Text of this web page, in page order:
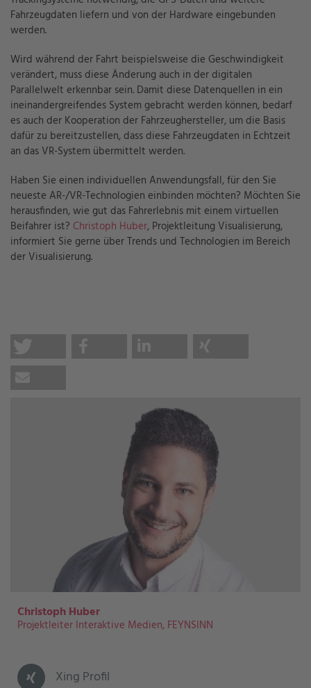
Fahrzeugdaten liefern und von der Hardware eingebunden
werden.
Wird während der Fahrt beispielsweise die Geschwindigkeit
verändert, muss diese Änderung auch in der digitalen
Parallelwelt erkennbar sein. Damit diese Datenquellen in ein
ineinandergreifendes System gebracht werden können, bedarf
es auch der Kooperation der Fahrzeughersteller, um die Basis
dafür zu bereitzustellen, dass diese Fahrzeugdaten in Echtzeit
an das VR-System übermittelt werden.
Haben Sie einen individuellen Anwendungsfall, für den Sie
neueste AR-/VR-Technologien einbinden möchten? Möchten Sie
herausfinden, wie gut das Fahrerlebnis mit einem virtuellen
Beifahrer ist? Christoph Huber, Projektleitung Visualisierung,
informiert Sie gerne über Trends und Technologien im Bereich
der Visualisierung.
Christoph Huber
Projektleiter Interaktive Medien, FEYNSINN
Xing Profil